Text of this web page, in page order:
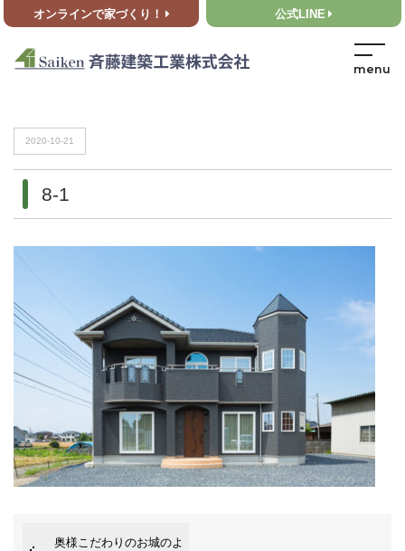
オンラインで家づくり！ 公式LINE
HOME>8-1
2020-10-21
8-1
奥様こだわりのお城のよ